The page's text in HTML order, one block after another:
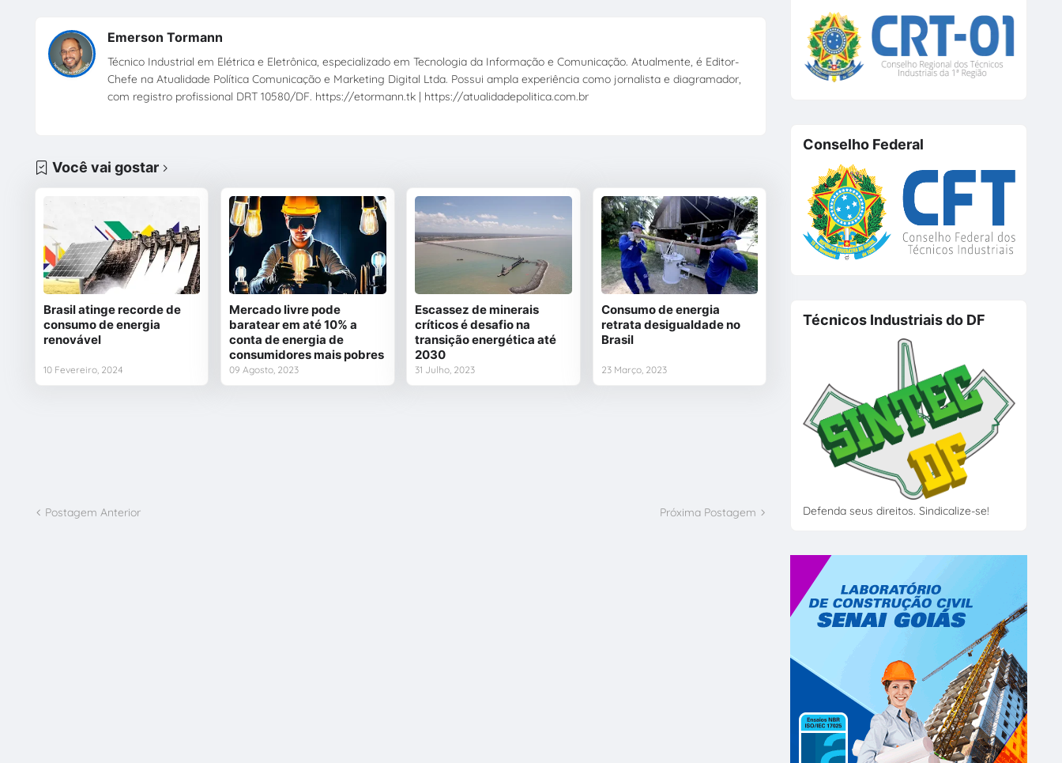
Emerson Tormann
Técnico Industrial em Elétrica e Eletrônica, especializado em Tecnologia da Informação e Comunicação. Atualmente, é Editor-
Chefe na Atualidade Política Comunicação e Marketing Digital Ltda. Possui ampla experiência como jornalista e diagramador,
com registro profissional DRT 10580/DF. https://etormann.tk | https://atualidadepolitica.com.br
Você vai gostar
Brasil atinge recorde de
consumo de energia
renovável
10 Fevereiro, 2024
Mercado livre pode
baratear em até 10% a
conta de energia de
consumidores mais pobres
09 Agosto, 2023
Escassez de minerais
críticos é desafio na
transição energética até
2030
31 Julho, 2023
Consumo de energia
retrata desigualdade no
Brasil
23 Março, 2023
Postagem Anterior Próxima Postagem
Conselho Federal
Técnicos Industriais do DF
Defenda seus direitos. Sindicalize-se!